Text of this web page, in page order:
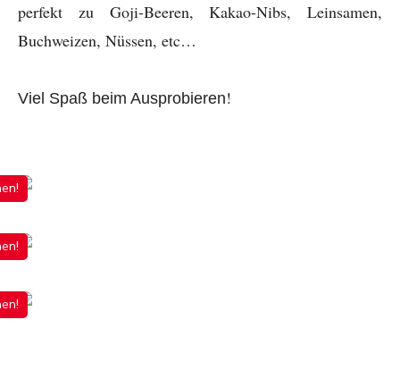
perfekt zu Goji-Beeren, Kakao-Nibs, Leinsamen,
Buchweizen, Nüssen, etc…
Viel Spaß beim Ausprobieren!